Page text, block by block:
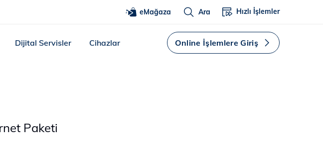
eMağaza Ara Hızlı İşlemler
Dijital Servisler Cihazlar Online İşlemlere Giriş
Paketi